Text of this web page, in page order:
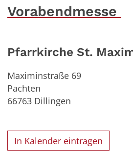
Vorabendmesse
Pfarrkirche St.
Maximinstraße 69
Pachten
66763 Dillingen
In Kalender eintragen